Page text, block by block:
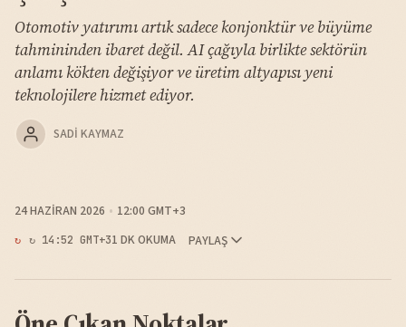
Otomotiv yatırımı artık sadece konjonktür ve büyüme
tahmininden ibaret değil. AI çağıyla birlikte sektörün
anlamı kökten değişiyor ve üretim altyapısı yeni
teknolojilere hizmet ediyor.
SADI KAYMAZ
24 HAZIRAN 2026 12:00 GMT+3
↻ 14:52 GMT+31 DK OKUMA PAYLAŞ